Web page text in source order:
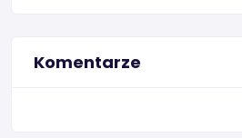
Komentarze